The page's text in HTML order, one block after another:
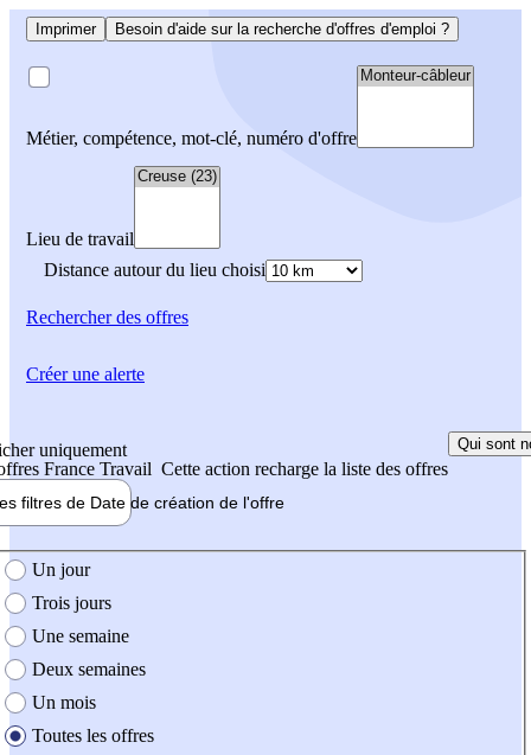
Imprimer Besoin d'aide sur la recherche d'offres d'emploi ?
Métier, compétence, mot-clé, numéro d'offre
Lieu de travail
Distance autour du lieu choisi
Rechercherdes offres
uniquement
France Travail Cette action recharge la liste des offres
Qui sont
filtres de Date de création de l'offre
création de l'offre
Un jour
Trois jours
Une semaine
Deux semaines
Un mois
Toutes les offres
Créer une alerte